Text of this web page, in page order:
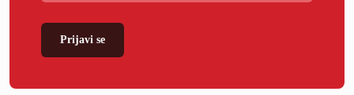
Prijavi se